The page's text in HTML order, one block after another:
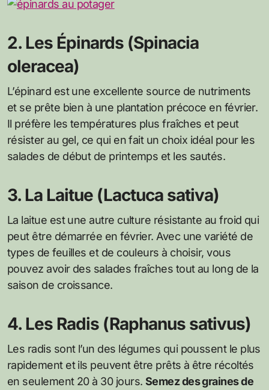
2. Les Épinards (Spinacia
oleracea)
L’épinard est une excellente source de nutriments
et se prête bien à une plantation précoce en février.
Il préfère les températures plus fraîches et peut
résister au gel, ce qui en fait un choix idéal pour les
salades de début de printemps et les sautés.
3. La Laitue (Lactuca sativa)
La laitue est une autre culture résistante au froid qui
peut être démarrée en février. Avec une variété de
types de feuilles et de couleurs à choisir, vous
pouvez avoir des salades fraîches tout au long de la
saison de croissance.
4. Les Radis (Raphanus sativus)
Les radis sont l’un des légumes qui poussent le plus
rapidement et ils peuvent être prêts à être récoltés
en seulement 20 à 30 jours. Semez des graines de